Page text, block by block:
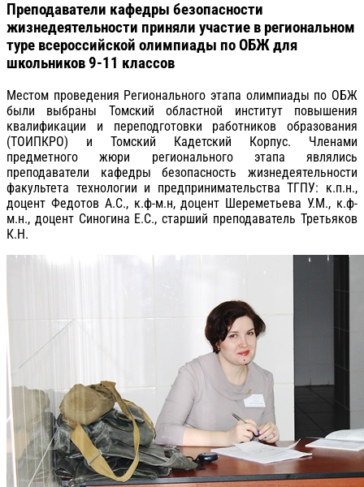
Преподаватели кафедры безопасности
жизнедеятельности приняли участие в региональном
туре всероссийской олимпиады по ОБЖ для
школьников 9-11 классов
Местом проведения Регионального этапа олимпиады по ОБЖ
были выбраны Томский областной институт повышения
квалификации и переподготовки работников образования
(ТОИПКРО) и Томский Кадетский Корпус. Членами
предметного жюри регионального этапа являлись
преподаватели кафедры безопасность жизнедеятельности
факультета технологии и предпринимательства ТГПУ: к.п.н.,
доцент Федотов А.С., к.ф-м.н, доцент Шереметьева У.М., к.ф-
м.н., доцент Синогина Е.С., старший преподаватель Третьяков
К.Н.